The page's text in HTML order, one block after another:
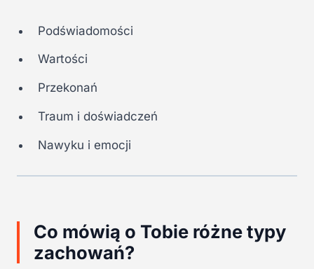
Podświadomości
Wartości
Przekonań
Traum i doświadczeń
Nawyku i emocji
Co mówią o Tobie różne typy
zachowań?